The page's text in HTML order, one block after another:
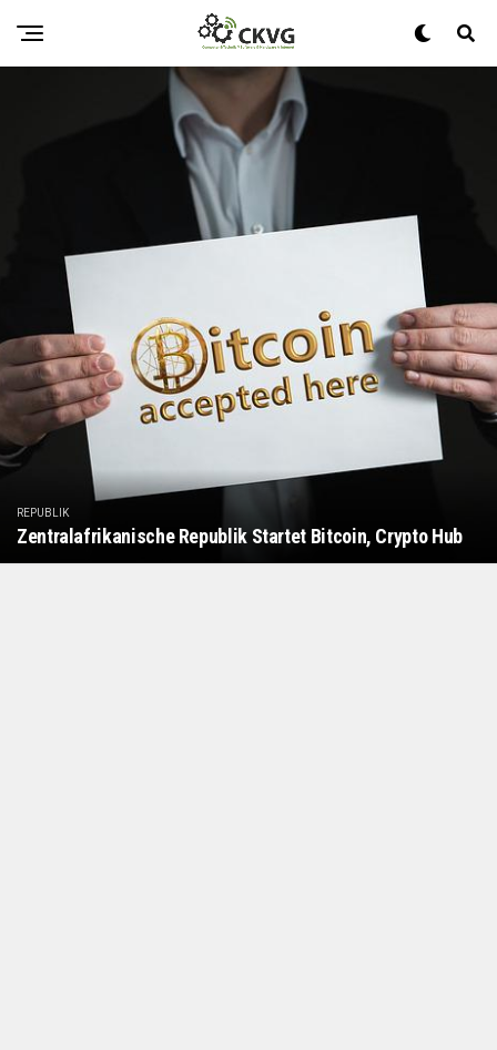
REPUBLIK
Zentralafrikanische Republik Startet Bitcoin, Crypto Hub